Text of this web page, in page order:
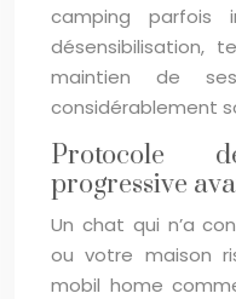
camping parfois
désensibilisation,
maintien de
considérablement
Protocole
progressive
Un chat qui n’a
ou votre maison
mobil home